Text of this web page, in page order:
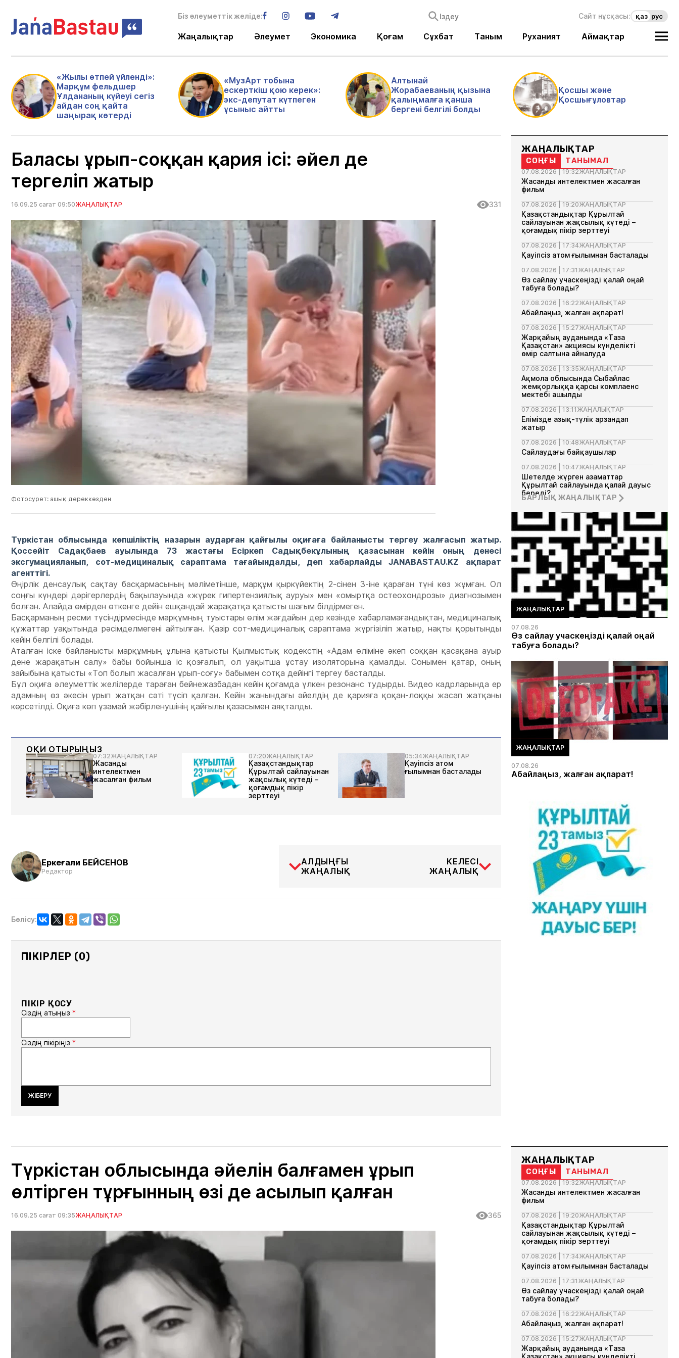
Біз әлеуметтік желіде: Сайт нұсқасы: қаз рус
Жаңалықтар Әлеумет Экономика Қоғам Сұхбат Таным Руханият Аймақтар
«Жылы өтпей үйленді»:
Марқұм фельдшер
Ұлдананың күйеуі сегіз
айдан соң қайта
шаңырақ көтерді
«МузАрт тобына
ескерткіш қою керек»:
экс-депутат күтпеген
ұсыныс айтты
Алтынай
Жорабаеваның қызына
қалыңмалға қанша
бергені белгілі болды
Қосшы және
Қосшығұловтар
Баласы ұрып-соққан қария ісі: әйел де
тергеліп жатыр
16.09.25 сағат 09:50ЖАҢАЛЫҚТАР 331
Фотосурет: ашық дереккөзден
Түркістан облысында көпшіліктің назарын аударған қайғылы оқиғаға байланысты тергеу жалғасып жатыр.
Қоссейіт Садақбаев ауылында 73 жастағы Есіркеп Садықбекұлының қазасынан кейін оның денесі
эксгумацияланып, сот-медициналық сараптама тағайындалды, деп хабарлайды JANABASTAU.KZ ақпарат
агенттігі.
Өңірлік денсаулық сақтау басқармасының мәліметінше, марқұм қыркүйектің 2-сінен 3-іне қараған түні көз жұмған. Ол
соңғы күндері дәрігерлердің бақылауында «жүрек гипертензиялық ауруы» мен «омыртқа остеохондрозы» диагнозымен
болған. Алайда өмірден өткенге дейін ешқандай жарақатқа қатысты шағым білдірмеген.
Басқарманың ресми түсіндірмесінде марқұмның туыстары өлім жағдайын дер кезінде хабарламағандықтан, медициналық
құжаттар уақытында рәсімделмегені айтылған. Қазір сот-медициналық сараптама жүргізіліп жатыр, нақты қорытынды
кейін белгілі болады.
Аталған іске байланысты марқұмның ұлына қатысты Қылмыстық кодекстің «Адам өліміне әкеп соққан қасақана ауыр
дене жарақатын салу» бабы бойынша іс қозғалып, ол уақытша ұстау изоляторына қамалды. Сонымен қатар, оның
зайыбына қатысты «Топ болып жасалған ұрып-соғу» бабымен сотқа дейінгі тергеу басталды.
Бұл оқиға әлеуметтік желілерде тараған бейнежазбадан кейін қоғамда үлкен резонанс тудырды. Видео кадрларында ер
адамның өз әкесін ұрып жатқан сәті түсіп қалған. Кейін жанындағы әйелдің де қарияға қоқан-лоққы жасап жатқаны
көрсетілді. Оқиға көп ұзамай жәбірленушінің қайғылы қазасымен аяқталды.
ОҚИ ОТЫРЫҢЫЗ
07:32ЖАҢАЛЫҚТАР
Жасанды
интелектмен
жасалған фильм
07:20ЖАҢАЛЫҚТАР
Қазақстандықтар
Құрылтай сайлауынан
жақсылық күтеді –
қоғамдық пікір
зерттеуі
05:34ЖАҢАЛЫҚТАР
Қауіпсіз атом
ғылымнан басталады
Еркеғали БЕЙСЕНОВ
Редактор
АЛДЫҢҒЫ
ЖАҢАЛЫҚ
КЕЛЕСІ
ЖАҢАЛЫҚ
Бөлісу:
ПІКІРЛЕР (0)
ПІКІР ҚОСУ
Сіздің атыңыз *
Сіздің пікіріңіз *
ЖІБЕРУ
ЖАҢАЛЫҚТАР
СОҢҒЫ ТАНЫМАЛ
07.08.2026 | 19:32ЖАҢАЛЫҚТАР
Жасанды интелектмен жасалған
фильм
07.08.2026 | 19:20ЖАҢАЛЫҚТАР
Қазақстандықтар Құрылтай
сайлауынан жақсылық күтеді –
қоғамдық пікір зерттеуі
07.08.2026 | 17:34ЖАҢАЛЫҚТАР
Қауіпсіз атом ғылымнан басталады
07.08.2026 | 17:31 ЖАҢАЛЫҚТАР
Өз сайлау учаскеңізді қалай оңай
табуға болады?
07.08.2026 | 16:22ЖАҢАЛЫҚТАР
Абайлаңыз, жалған ақпарат!
07.08.2026 | 15:27ЖАҢАЛЫҚТАР
Жарқайың ауданында «Таза
Қазақстан» акциясы күнделікті
өмір салтына айналуда
07.08.2026 | 13:35ЖАҢАЛЫҚТАР
Ақмола облысында Сыбайлас
жемқорлыққа қарсы комплаенс
мектебі ашылды
07.08.2026 | 13:11 ЖАҢАЛЫҚТАР
Елімізде азық-түлік арзандап
жатыр
07.08.2026 | 10:48ЖАҢАЛЫҚТАР
Сайлаудағы байқаушылар
07.08.2026 | 10:47ЖАҢАЛЫҚТАР
Шетелде жүрген азаматтар
Құрылтай сайлауында қалай дауыс
береді?
БАРЛЫҚ ЖАҢАЛЫҚТАР
ЖАҢАЛЫҚТАР
07.08.26
Өз сайлау учаскеңізді қалай оңай
табуға болады?
ЖАҢАЛЫҚТАР
07.08.26
Абайлаңыз, жалған ақпарат!
Түркістан облысында әйелін балғамен ұрып
өлтірген тұрғынның өзі де асылып қалған
16.09.25 сағат 09:35ЖАҢАЛЫҚТАР 365
ЖАҢАЛЫҚТАР
СОҢҒЫ ТАНЫМАЛ
07.08.2026 | 19:32ЖАҢАЛЫҚТАР
Жасанды интелектмен жасалған
фильм
07.08.2026 | 19:20ЖАҢАЛЫҚТАР
Қазақстандықтар Құрылтай
сайлауынан жақсылық күтеді –
қоғамдық пікір зерттеуі
07.08.2026 | 17:34ЖАҢАЛЫҚТАР
Қауіпсіз атом ғылымнан басталады
07.08.2026 | 17:31 ЖАҢАЛЫҚТАР
Өз сайлау учаскеңізді қалай оңай
табуға болады?
07.08.2026 | 16:22ЖАҢАЛЫҚТАР
Абайлаңыз, жалған ақпарат!
07.08.2026 | 15:27ЖАҢАЛЫҚТАР
Жарқайың ауданында «Таза
Қазақстан» акциясы күнделікті